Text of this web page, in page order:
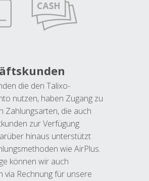
die den Talixo-
nutzen, haben Zugang zu
Zahlungsarten, die auch
zur Verfügung
hinaus unterstützt
wie AirPlus.
können wir auch
via Rechnung für unsere